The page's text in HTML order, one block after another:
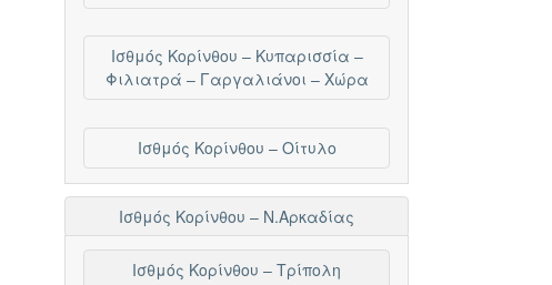
Ισθμός Κορίνθου – Κυπαρισσία –
Φιλιατρά – Γαργαλιάνοι – Χώρα
Ισθμός Κορίνθου – Οίτυλο
Ισθμός Κορίνθου – Ν.Αρκαδίας
Ισθμός Κορίνθου – Τρίπολη